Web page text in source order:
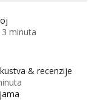
3 minuta
& recenzije